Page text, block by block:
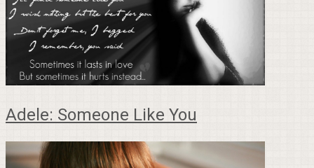
Adele: Someone Like You